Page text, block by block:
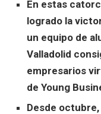
En estas
logrado la
un equipo de
Valladolid
empresarios
de Young
Desde